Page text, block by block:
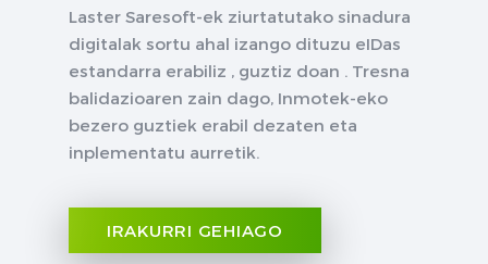
Laster Saresoft-ek ziurtatutako sinadura
digitalak sortu ahal izango dituzu eIDas
estandarra erabiliz , guztiz doan . Tresna
balidazioaren zain dago, Inmotek-eko
bezero guztiek erabil dezaten eta
inplementatu aurretik.
IRAKURRI GEHIAGO